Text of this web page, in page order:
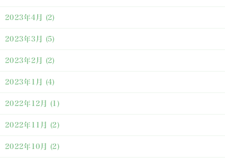
2023年4月 (2)
2023年3月 (5)
2023年2月 (2)
2023年1月 (4)
2022年12月 (1)
2022年11月 (2)
2022年10月 (2)